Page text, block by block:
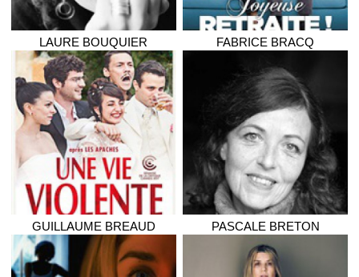
LAURE BOUQUIER FABRICE BRACQ
GUILLAUME BREAUD PASCALE BRETON